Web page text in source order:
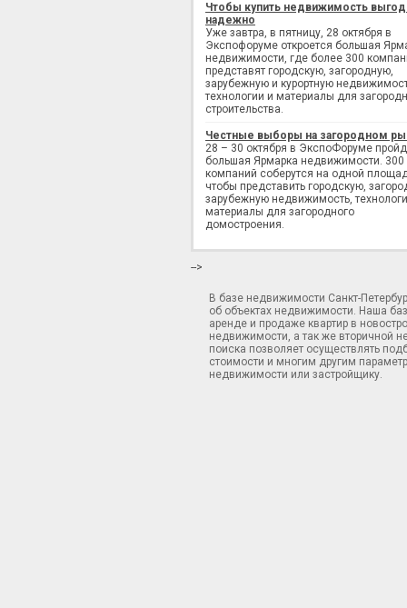
Чтобы купить недвижимость
надежно
Уже завтра, в пятницу, 28 октября в
Экспофоруме откроется большая
недвижимости, где более 300
представят городскую, загородную,
зарубежную и курортную
технологии и материалы для
строительства.
Честные выборы на загородном
28 – 30 октября в ЭкспоФоруме
большая Ярмарка недвижимости. 300
компаний соберутся на одной
чтобы представить городскую,
зарубежную недвижимость,
материалы для загородного
домостроения.
-->
В базе недвижимости Санкт-
об объектах недвижимости. Наша
аренде и продаже квартир в
недвижимости, а так же вторичной
поиска позволяет осуществлять
стоимости и многим другим
недвижимости или застройщику.